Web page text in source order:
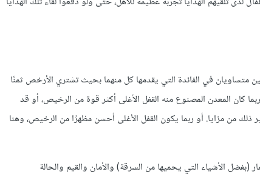
بسعر 50$؟ هنا؛ لا يصح القول إن القفلين متساويان في الفائدة التي يقدمها كل منهما بحيث تشتري الأرخص ثمنًا
كان المعدن المصنوع منه القفل الأغلى أكثر قوة من الرخيص، أو قد
ذلك من مزايا. أو ربما يكون القفل الأغلى أحسن مظهرًا من الرخيص، وهنا
الأشياء التي يحميها من السرقة) والأمان والقيم والحالة